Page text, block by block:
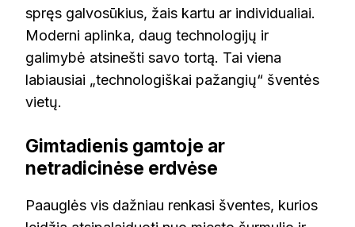
spręs galvosūkius, žais kartu ar individualiai.
Moderni aplinka, daug technologijų ir
galimybė atsinešti savo tortą. Tai viena
labiausiai „technologiškai pažangių“ šventės
vietų.
Gimtadienis gamtoje ar
netradicinėse erdvėse
Paauglės vis dažniau renkasi šventes, kurios